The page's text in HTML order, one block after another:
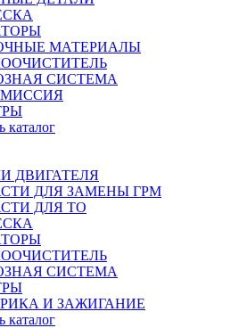
МАТЕРИАЛЫ
СИСТЕМА
каталог
ДВИГАТЕЛЯ
ДЛЯ ЗАМЕНЫ ГРМ
ДЛЯ ТО
СИСТЕМА
И ЗАЖИГАНИЕ
каталог